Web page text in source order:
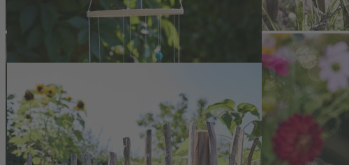
Langlebiger Wollfilz für Dekoration, Puppen,
Die Materialeigenschaften des Wollfilzes eröffnen zahlreiche
Aus den neun Platten lassen sich Buchstabengirlanden, Puppenkleidung,
wird in den Niederlanden produziert und verbindet hochwertige
Set aus 9 Filzplatten aus 100 % reiner Schurwolle von Merinoschafen
Maße je Platte: ca. 20 x 30 cm, Stärke: ca. 1 mm
Farben: Dunkelblau, Türkis, Mittelblau, Grün, Rot, Dunkelgelb,
Mittelfester, unbrennbarer Filz, wasser- und schmutzabweisend, franst
Erfüllt die Öko-Tex-Anforderungen, geeignet auch für Baby- und